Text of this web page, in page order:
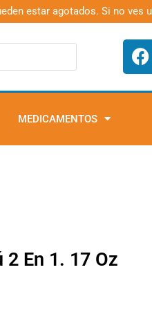
estar agotados. Si no ves
F
a
e
o
MEDICAMENTOS
2 En 1. 17 Oz